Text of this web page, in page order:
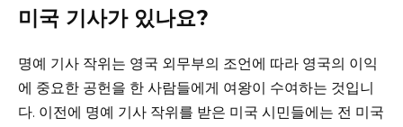
미국 기사가 있나요?
명예 기사 작위는 영국 외무부의 조언에 따라 영국의 이익
에 중요한 공헌을 한 사람들에게 여왕이 수여하는 것입니
다. 이전에 명예 기사 작위를 받은 미국 시민들에는 전 미국